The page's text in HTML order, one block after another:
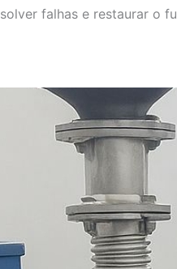
falhas e restaurar o